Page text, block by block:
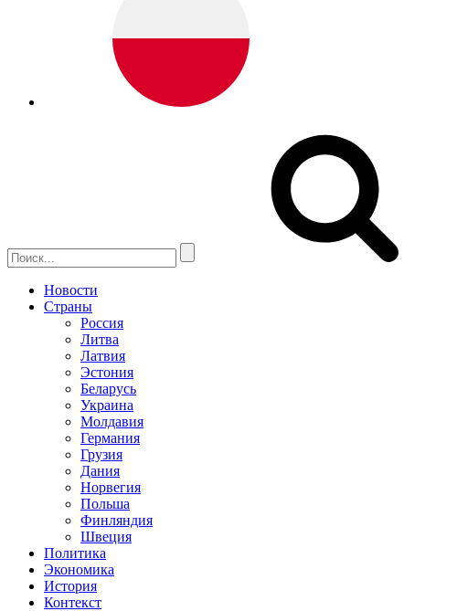
Новости
Страны
Россия
Литва
Латвия
Эстония
Беларусь
Украина
Молдавия
Германия
Грузия
Дания
Норвегия
Польша
Финляндия
Швеция
Политика
Экономика
История
Контекст